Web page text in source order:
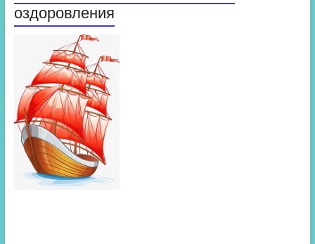
оздоровления